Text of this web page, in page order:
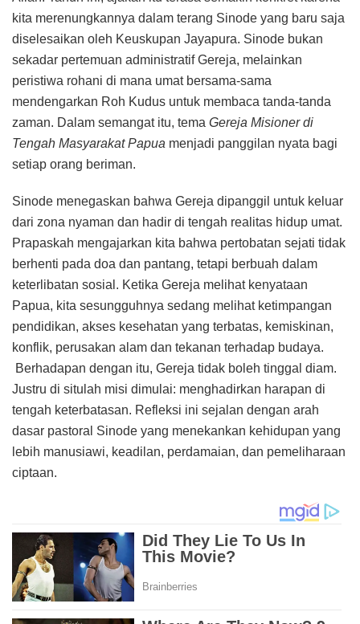
kita merenungkannya dalam terang Sinode yang baru saja
diselesaikan oleh Keuskupan Jayapura. Sinode bukan
sekadar pertemuan administratif Gereja, melainkan
peristiwa rohani di mana umat bersama-sama
mendengarkan Roh Kudus untuk membaca tanda-tanda
zaman. Dalam semangat itu, tema Gereja Misioner di
Tengah Masyarakat Papua menjadi panggilan nyata bagi
setiap orang beriman.
Sinode menegaskan bahwa Gereja dipanggil untuk keluar
dari zona nyaman dan hadir di tengah realitas hidup umat.
Prapaskah mengajarkan kita bahwa pertobatan sejati tidak
berhenti pada doa dan pantang, tetapi berbuah dalam
keterlibatan sosial. Ketika Gereja melihat kenyataan
Papua, kita sesungguhnya sedang melihat ketimpangan
pendidikan, akses kesehatan yang terbatas, kemiskinan,
konflik, perusakan alam dan tekanan terhadap budaya.
Berhadapan dengan itu, Gereja tidak boleh tinggal diam.
Justru di situlah misi dimulai: menghadirkan harapan di
tengah keterbatasan. Refleksi ini sejalan dengan arah
dasar pastoral Sinode yang menekankan kehidupan yang
lebih manusiawi, keadilan, perdamaian, dan pemeliharaan
ciptaan.